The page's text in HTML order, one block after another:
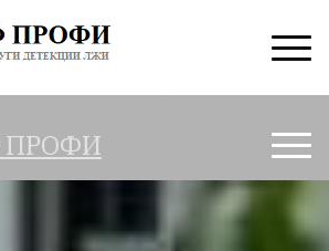
ПРОФИ